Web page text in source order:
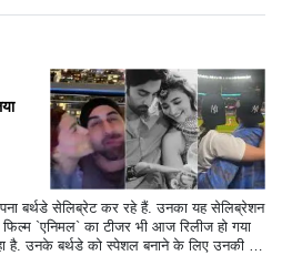
बर्थडे सेलिब्रेट कर रहे हैं. उनका यह सेलिब्रेशन
`एनिमल` का टीजर भी आज रिलीज हो गया
है. उनके बर्थडे को स्पेशल बनाने के लिए उनकी प